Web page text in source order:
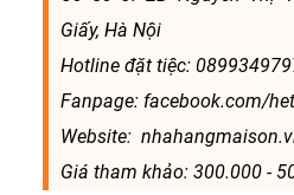
Giấy, Hà Nội
Hotline đặt tiệc:
Fanpage: facebook.com/
Website:
Giá tham khảo: 300.000 -